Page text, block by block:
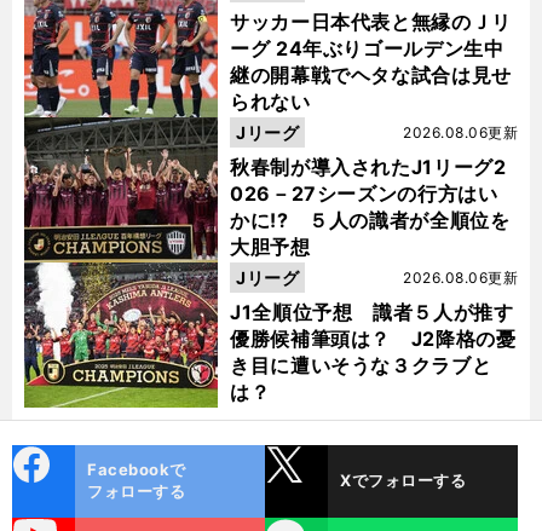
サッカー日本代表と無縁のＪリ
ーグ 24年ぶりゴールデン生中
継の開幕戦でヘタな試合は見せ
られない
秋春制が導入されたJ1リーグ2
026－27シーズンの行方はい
かに!? ５人の識者が全順位を
大胆予想
2026.08.06更新
Jリーグ
J1全順位予想 識者５人が推す
優勝候補筆頭は？ J2降格の憂
き目に遭いそうな３クラブと
は？
2026.08.06更新
Jリーグ
ok
Facebookで
フォローする
Xでフォローする